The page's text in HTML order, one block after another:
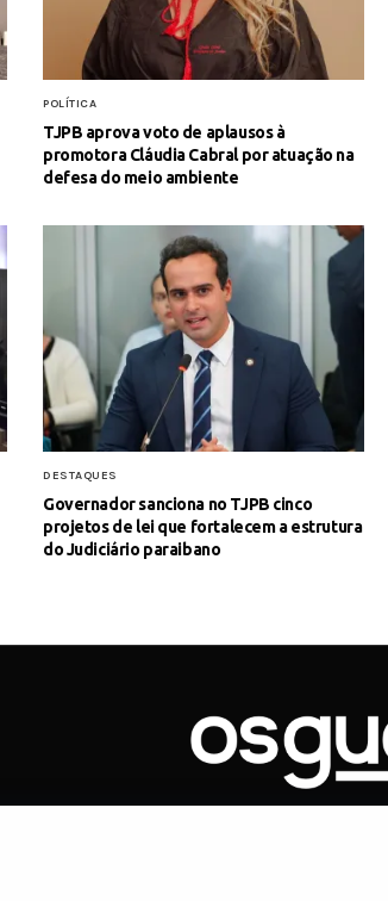
POLÍTICA
TJPB aprova voto de aplausos à
promotora Cláudia Cabral por atuação na
defesa do meio ambiente
DESTAQUES
Governador sanciona no TJPB cinco
projetos de lei que fortalecem a estrutura
do Judiciário paraibano